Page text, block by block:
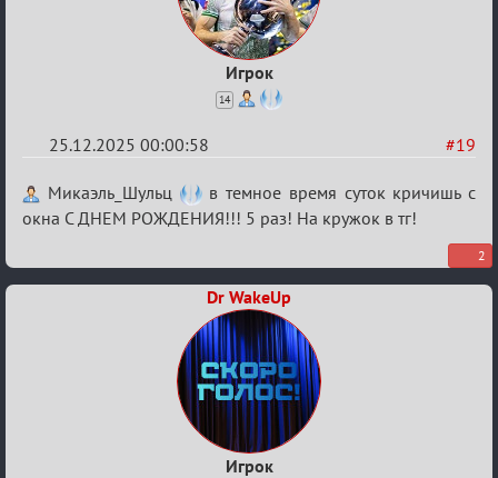
Игрок
14
#19
25.12.2025 00:00:58
Re:
Вечеринка
Микаэль_Шульц
в темное время суток кричишь с
окна С ДНЕМ РОЖДЕНИЯ!!! 5 раз! На кружок в тг!
2
Dr WakeUp
Игрок